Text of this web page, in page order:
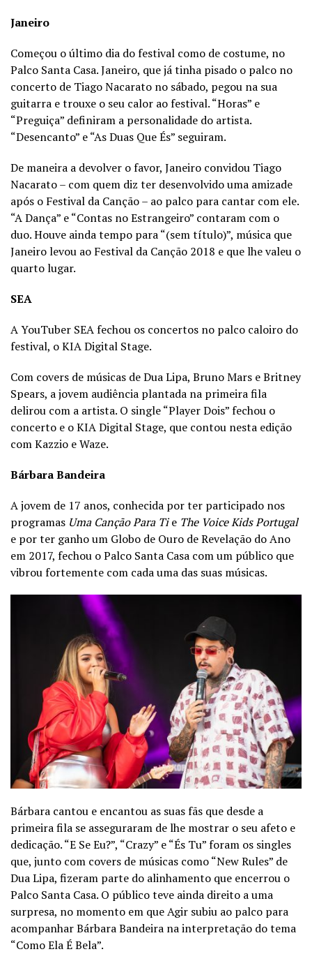
Janeiro
Começou o último dia do festival como de costume, no
Palco Santa Casa. Janeiro, que já tinha pisado o palco no
concerto de Tiago Nacarato no sábado, pegou na sua
guitarra e trouxe o seu calor ao festival. “Horas” e
“Preguiça” definiram a personalidade do artista.
“Desencanto” e “As Duas Que És” seguiram.
De maneira a devolver o favor, Janeiro convidou Tiago
Nacarato – com quem diz ter desenvolvido uma amizade
após o Festival da Canção – ao palco para cantar com ele.
“A Dança” e “Contas no Estrangeiro” contaram com o
duo. Houve ainda tempo para “(sem título)”, música que
Janeiro levou ao Festival da Canção 2018 e que lhe valeu o
quarto lugar.
SEA
A YouTuber SEA fechou os concertos no palco caloiro do
festival, o KIA Digital Stage.
Com covers de músicas de Dua Lipa, Bruno Mars e Britney
Spears, a jovem audiência plantada na primeira fila
delirou com a artista. O single “Player Dois” fechou o
concerto e o KIA Digital Stage, que contou nesta edição
com Kazzio e Waze.
BárbaraBandeira
A jovem de 17 anos, conhecida por ter participado nos
programas Uma Canção Para Tie The Voice Kids Portugal
e por ter ganho um Globo de Ouro de Revelação do Ano
em 2017, fechou o Palco Santa Casa com um público que
vibrou fortemente com cada uma das suas músicas.
Bárbara cantou e encantou as suas fãs que desde a
primeira fila se asseguraram de lhe mostrar o seu afeto e
dedicação. “E Se Eu?”, “Crazy” e “És Tu” foram os singles
que, junto com covers de músicas como “New Rules” de
Dua Lipa, fizeram parte do alinhamento que encerrou o
Palco Santa Casa. O público teve ainda direito a uma
surpresa, no momento em que Agir subiu ao palco para
acompanhar Bárbara Bandeira na interpretação do tema
“Como Ela É Bela”.